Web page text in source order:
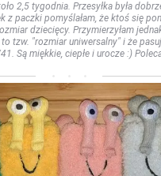
2,5 tygodnia. Przesyłka była
z paczki pomyślałam, że ktoś się
dziecięcy. Przymierzyłam
tzw. "rozmiar uniwersalny" i że
Są miękkie, ciepłe i urocze :)